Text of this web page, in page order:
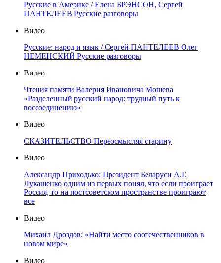
Русские в Америке / Елена БРЭНСОН, Сергей
ПАНТЕЛЕЕВ Русские разговоры
Видео
Русские: народ и язык / Сергей ПАНТЕЛЕЕВ Олег
НЕМЕНСКИЙ Русские разговоры
Видео
Чтения памяти Валерия Ивановича Мошева
«Разделенный русский народ: трудный путь к
воссоединению»
Видео
СКАЗИТЕЛЬСТВО Переосмысляя старину
Видео
Александр Приходько: Президент Беларуси А.Г.
Лукашенко одним из первых понял, что если проиграет
Россия, то на постсоветском пространстве проиграют
все
Видео
Михаил Дроздов: «Найти место соотечественников в
новом мире»
Видео